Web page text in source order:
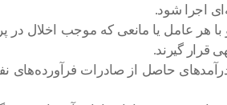
اجرا شود.
عامل یا مانعی که موجب اخلال در
قرار گیرند.
حاصل از صادرات